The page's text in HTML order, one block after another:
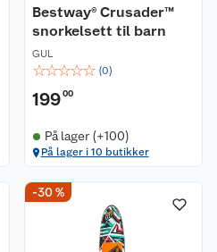
Bestway® Crusader™
snorkelsett til barn
GUL
☆☆☆☆☆ (0)
19900
På lager (+100)
På lager i 10 butikker
-30 %